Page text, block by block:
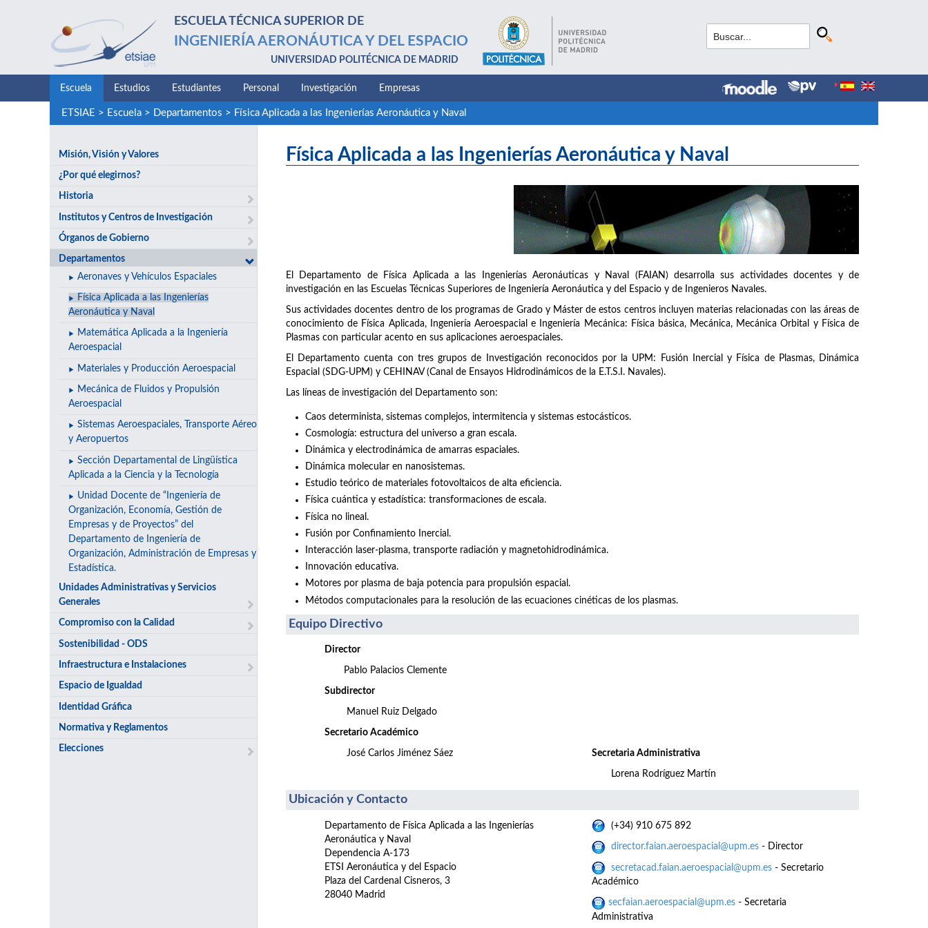
ESCUELA TÉCNICA SUPERIOR DE
INGENIERÍA AERONÁUTICA Y DEL ESPACIO
UNIVERSIDAD POLITÉCNICA DE MADRID
Escuela Estudios Estudiantes Personal Investigación Empresas
ETSIAE > Escuela> Departamentos > Física Aplicada a las Ingenierías Aeronáutica y Naval
Misión, Visión y Valores
¿Por qué elegirnos?
Historia
Institutos y Centros de Investigación
Órganos de Gobierno
Departamentos
Aeronaves y Vehículos Espaciales
Física Aplicada a las Ingenierías
Aeronáutica y Naval
Matemática Aplicada a la Ingeniería
Aeroespacial
Materiales y Producción Aeroespacial
Mecánica de Fluidos y Propulsión
Aeroespacial
Sistemas Aeroespaciales, Transporte Aéreo
y Aeropuertos
Sección Departamental de Lingüística
Aplicada a la Ciencia y la Tecnología
Unidad Docente de “Ingeniería de
Organización, Economía, Gestión de
Empresas y de Proyectos” del
Departamento de Ingeniería de
Organización, Administración de Empresas y
Estadística.
Unidades Administrativas y Servicios
Generales
Compromiso con la Calidad
Sostenibilidad - ODS
Infraestructura e Instalaciones
Espacio de Igualdad
Identidad Gráfica
Normativa y Reglamentos
Elecciones
Física Aplicada a las Ingenierías Aeronáutica y Naval
El Departamento de Física Aplicada a las Ingenierías Aeronáuticas y Naval (FAIAN) desarrolla sus actividades docentes y de
investigación en las Escuelas Técnicas Superiores de Ingeniería Aeronáutica y del Espacio y de Ingenieros Navales.
Sus actividades docentes dentro de los programas de Grado y Máster de estos centros incluyen materias relacionadas con las áreas de
conocimiento de Física Aplicada, Ingeniería Aeroespacial e Ingeniería Mecánica: Física básica, Mecánica, Mecánica Orbital y Física de
Plasmas con particular acento en sus aplicaciones aeroespaciales.
El Departamento cuenta con tres grupos de Investigación reconocidos por la UPM: Fusión Inercial y Física de Plasmas, Dinámica
Espacial (SDG-UPM) y CEHINAV (Canal de Ensayos Hidrodinámicos de la E.T.S.I. Navales).
Las líneas de investigación del Departamento son:
Caos determinista, sistemas complejos, intermitencia y sistemas estocásticos.
Cosmología: estructura del universo a gran escala.
Dinámica y electrodinámica de amarras espaciales.
Dinámica molecular en nanosistemas.
Estudio teórico de materiales fotovoltaicos de alta eficiencia.
Física cuántica y estadística: transformaciones de escala.
Física no lineal.
Fusión por Confinamiento Inercial.
Interacción laser-plasma, transporte radiación y magnetohidrodinámica.
Innovación educativa.
Motores por plasma de baja potencia para propulsión espacial.
Métodos computacionales para la resolución de las ecuaciones cinéticas de los plasmas.
Equipo Directivo
Director
Pablo Palacios Clemente
Subdirector
Manuel Ruiz Delgado
Secretario Académico
José Carlos Jiménez Sáez Secretaria Administrativa
Lorena Rodríguez Martín
Ubicación y Contacto
Departamento de Física Aplicada a las Ingenierías
Aeronáutica y Naval
Dependencia A-173
ETSI Aeronáutica y del Espacio
Plaza del Cardenal Cisneros, 3
28040 Madrid
(+34) 910 675 892
director.faian.aeroespacial@upm.es - Director
secretacad.faian.aeroespacial@upm.es - Secretario
Académico
secfaian.aeroespacial@upm.es - Secretaria
Administrativa